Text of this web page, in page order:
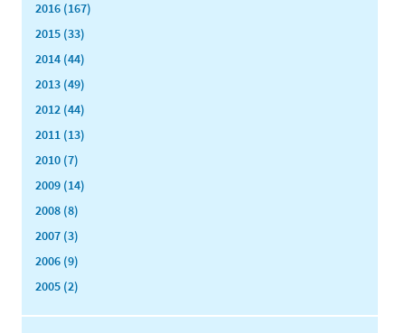
2016 (167)
2015 (33)
2014 (44)
2013 (49)
2012 (44)
2011 (13)
2010 (7)
2009 (14)
2008 (8)
2007 (3)
2006 (9)
2005 (2)